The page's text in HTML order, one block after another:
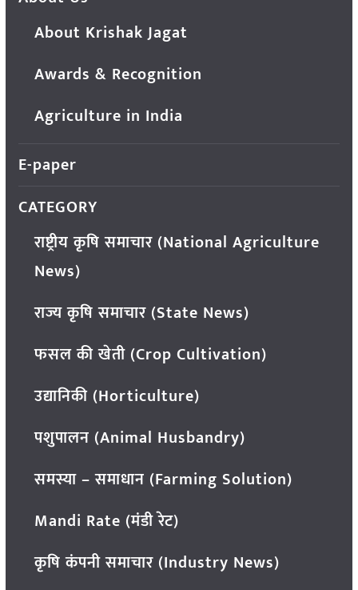
About Krishak Jagat
Awards & Recognition
Agriculture in India
E-paper
CATEGORY
राष्ट्रीय कृषि समाचार (National Agriculture
News)
राज्य कृषि समाचार (State News)
फसल की खेती (Crop Cultivation)
उद्यानिकी (Horticulture)
पशुपालन (Animal Husbandry)
समस्या – समाधान (Farming Solution)
Mandi Rate (मंडी रेट)
कृषि कंपनी समाचार (Industry News)